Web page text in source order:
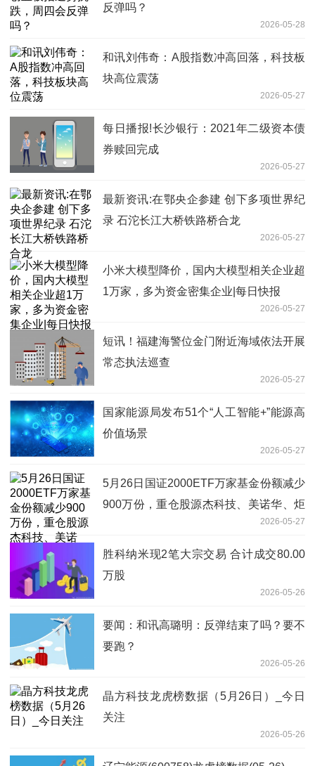
反弹吗？
2026-05-28
和讯刘伟奇：A股指数冲高回落，科技板
块高位震荡
2026-05-27
每日播报!长沙银行：2021年二级资本债
券赎回完成
2026-05-27
最新资讯:在鄂央企参建 创下多项世界纪
录 石沱长江大桥铁路桥合龙
2026-05-27
小米大模型降价，国内大模型相关企业超
1万家，多为资金密集企业|每日快报
2026-05-27
短讯！福建海警位金门附近海域依法开展
常态执法巡查
2026-05-27
国家能源局发布51个“人工智能+”能源高
价值场景
2026-05-27
5月26日国证2000ETF万家基金份额减少
900万份，重仓股源杰科技、美诺华、炬
2026-05-27
胜科纳米现2笔大宗交易 合计成交80.00
万股
2026-05-26
要闻：和讯高璐明：反弹结束了吗？要不
要跑？
2026-05-26
晶方科技龙虎榜数据（5月26日）_今日
关注
2026-05-26